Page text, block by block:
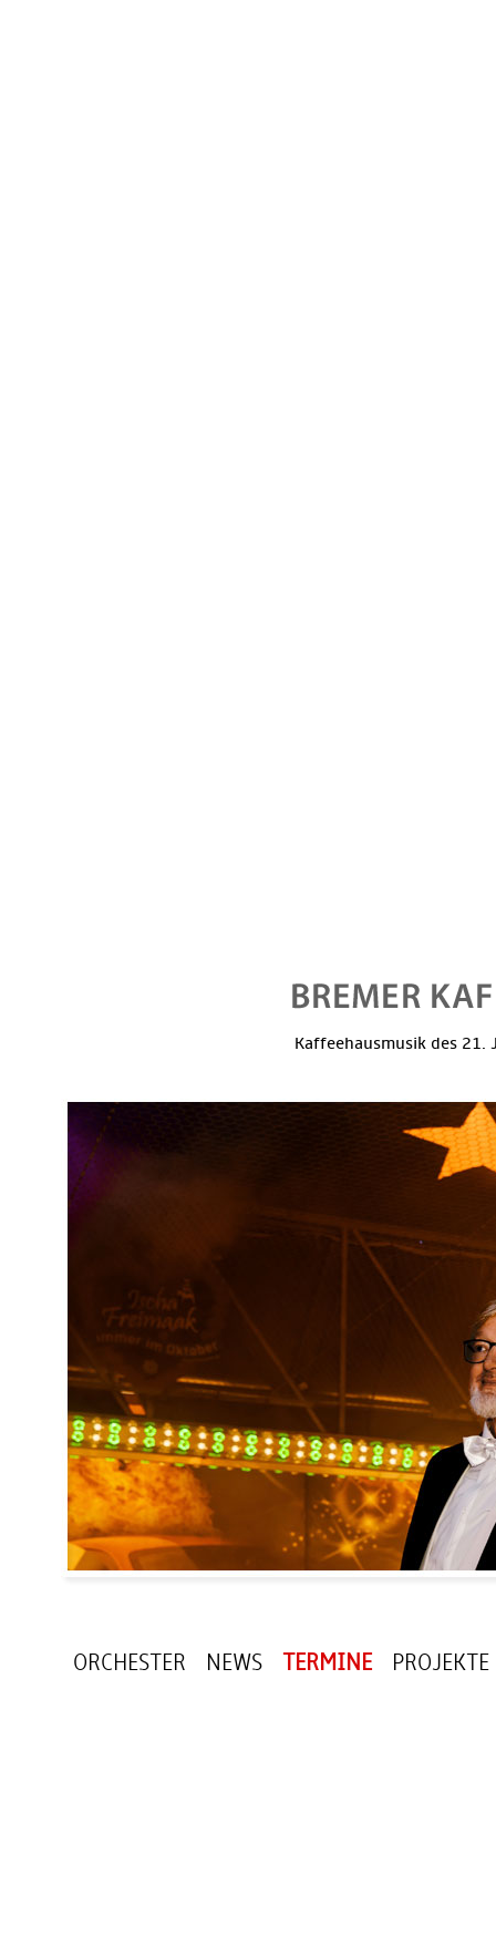
Kaffeehausmusik des 21.
ORCHESTER NEWS TERMINE PROJEKTE